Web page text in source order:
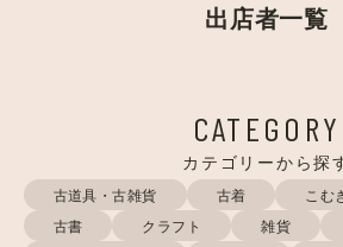
出店者一覧
CATEGORY
カテゴリーから探
古道具・古雑貨 古着
こむ
古書
クラフト 雑貨